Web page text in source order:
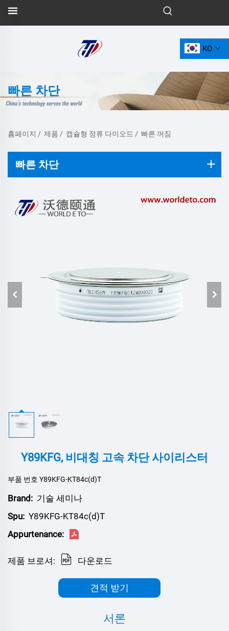
KO
빠른 차단
홈페이지 / 제품 / 캡슐형 정류 다이오드 / 빠른 꺼짐
빠른 차단
Y89KFG, 비대칭 고속 차단 사이리스터
부품 번호 Y89KFG-KT84c(d)T
Brand: 기술 세미나
Spu: Y89KFG-KT84c(d)T
Appurtenance:
제품 브로셔: 다운로드
견적 받기
서론